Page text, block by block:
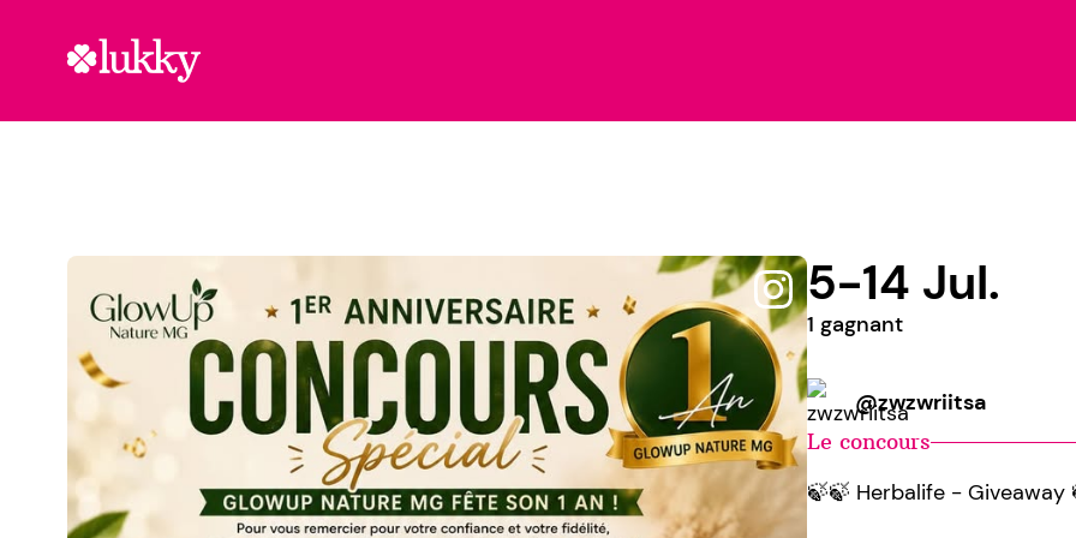
5-14 Jul.
1 gagnant
@zwzwriitsa
Le concours
🍃🍃 Herbalife - Giveaway